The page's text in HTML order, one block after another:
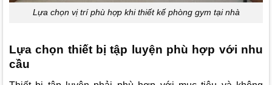
Lựa chọn vị trí phù hợp khi thiết kế phòng gym tại nhà
Lựa chọn thiết bị tập luyện phù hợp với nhu
cầu